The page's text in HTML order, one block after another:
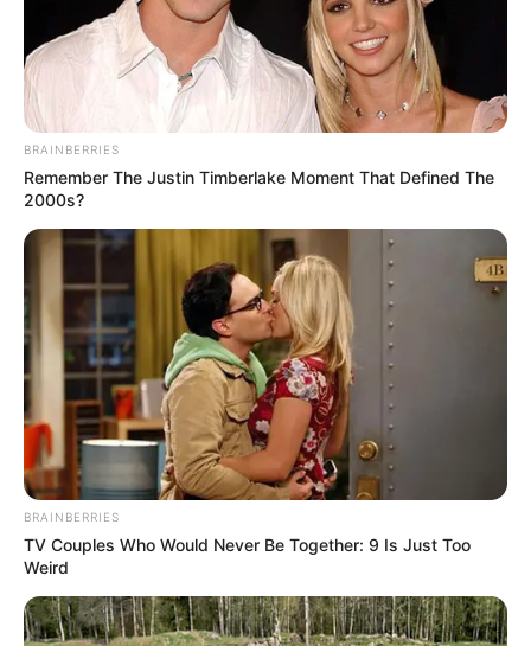
ΚΟΙΝΩΝΙΚΑ ΔΙΚΤΥΑ
ΑΡΈΣΕΙ
YOUTUBE ΕΓΓΡΑΦΕΊΤΕ
EMAIL ΑΚΟΛΟΥΘΉΣΤΕ
BRAINBERRIES
Remember The Justin Timberlake Moment That Defined The
2000s?
BRAINBERRIES
TV Couples Who Would Never Be Together: 9 Is Just Too
Weird